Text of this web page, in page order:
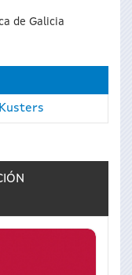
de Galicia